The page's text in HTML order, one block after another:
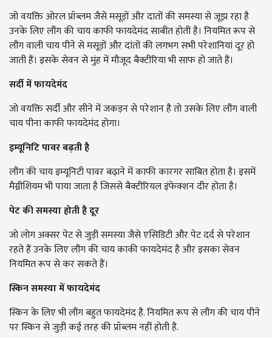
जो वयक्ति ओरल प्रॉब्लम जैसे मसूड़ों और दातों की समस्या से जूझ रहा है
उनके लिए लौंग की चाय काफी फायदेमंद साबीत होती है। नियमित रूप से
लौंग वाली चाय पीने से मसूड़ों और दांतों की लगभग सभी परेशानियां दूर हो
जाती हैं। इसके सेवन से मुंह में मौजूद बैक्टीरिया भी साफ हो जाते हैं।
सर्दी में फायदेमंद
जो वयक्ति सर्दी और सीने में जकड़न से परेशान है तो उसके लिए लौंग वाली
चाय पीना काफी फायदेमंद होगा।
इम्यूनिटि पावर बढ़ती है
लौंग की चाय इम्यूनिटी पावर बढ़ाने में काफी कारगर साबित होता है। इसमें
मैग्नीशियम भी पाया जाता है जिससे बैक्टीरियल इंफेक्शन दीर होता है।
पेट की समस्या होती है दूर
जो लोग अक्सर पेट से जुड़ी समस्या जैसे एसिडिटी और पेट दर्द से परेशान
रहते हैं उनके लिए लौंग की चाय काकी फायदेमंद है और इसका सेवन
नियमित रूप से कर सकते हैं।
स्किन समस्या में फायदेमंद
स्क‍िन के लिए भी लौंग बहुत फायदेमंद है. नियमित रूप से लौंग की चाय पीने
पर स्क‍िन से जुड़ी कई तरह की प्रॉब्लम नहीं होती है.